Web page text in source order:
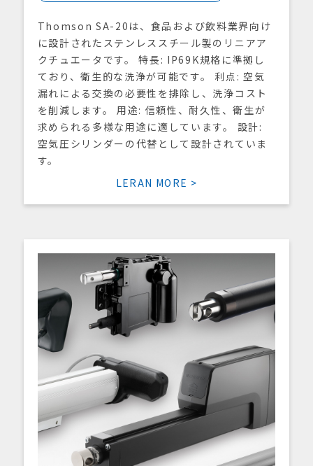
Thomson SA-20は、食品および飲料業界向け
に設計されたステンレススチール製のリニアア
クチュエータです。 特長: IP69K規格に準拠し
ており、衛生的な洗浄が可能です。 利点: 空気
漏れによる交換の必要性を排除し、洗浄コスト
を削減します。 用途: 信頼性、耐久性、衛生が
求められる多様な用途に適しています。 設計:
空気圧シリンダーの代替として設計されていま
す。
LERAN MORE >